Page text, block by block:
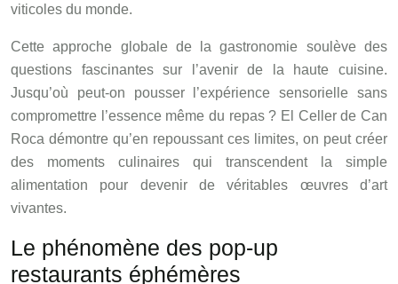
viticoles du monde.
Cette approche globale de la gastronomie soulève des
questions fascinantes sur l’avenir de la haute cuisine.
Jusqu’où peut-on pousser l’expérience sensorielle sans
compromettre l’essence même du repas ? El Celler de Can
Roca démontre qu’en repoussant ces limites, on peut créer
des moments culinaires qui transcendent la simple
alimentation pour devenir de véritables œuvres d’art
vivantes.
Le phénomène des pop-up
restaurants éphémères